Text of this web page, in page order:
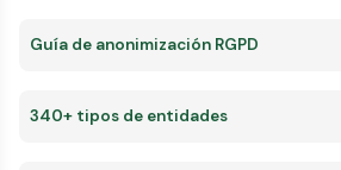
Guía de anonimización RGPD
340+ tipos de entidades